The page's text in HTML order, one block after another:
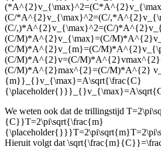
(C/*A^{2}v_{\max}^2=(C/
(C/,)*A^{2}v_{\max}^2=(C/
(C/M)*A^{2}v_{\max}=(C/
(C/M)*A^{2}v_{m}=(C/
(C/M)*A^{2}v=(C/
(C/M)*A^{2}max^{2}=(C/M)*A^{2}
{m}}_{}v_{\max}=A\sqrt{\frac{C}
We weten ook dat de trillingstijd
{C}}T=2\pi\sqrt{\frac{m}
Hieruit volgt dat